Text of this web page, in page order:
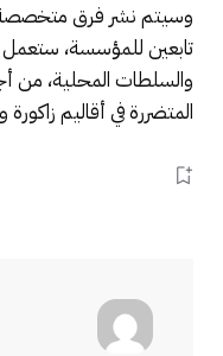
وسيتم نشر فرق
تابعين للمؤسسة، ستعمل
والسلطات المحلية، من
المتضررة في أقاليم زاكورة